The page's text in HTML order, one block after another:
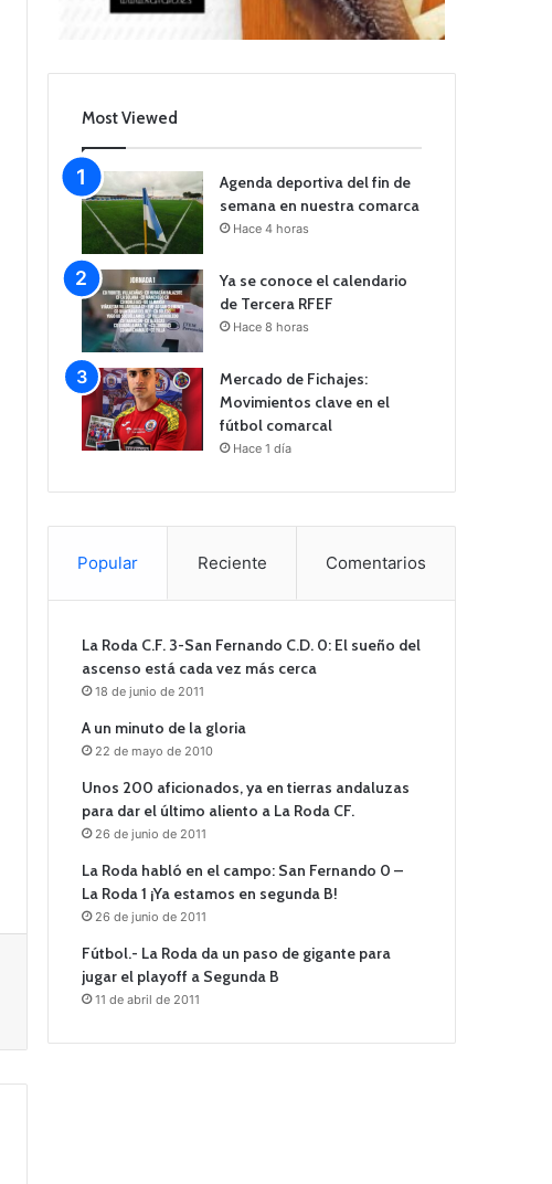
Most Viewed
Agenda deportiva del fin de
semana en nuestra comarca
Hace 4 horas
Ya se conoce el calendario
de Tercera RFEF
Hace 8 horas
Mercado de Fichajes:
Movimientos clave en el
fútbol comarcal
Hace 1 día
Popular Reciente Comentarios
La Roda C.F. 3-San Fernando C.D. 0: El sueño del
ascenso está cada vez más cerca
18 de junio de 2011
A un minuto de la gloria
22 de mayo de 2010
Unos 200 aficionados, ya en tierras andaluzas
para dar el último aliento a La Roda CF.
26 de junio de 2011
La Roda habló en el campo: San Fernando 0 –
La Roda 1 ¡Ya estamos en segunda B!
26 de junio de 2011
Fútbol.- La Roda da un paso de gigante para
jugar el playoff a Segunda B
11 de abril de 2011